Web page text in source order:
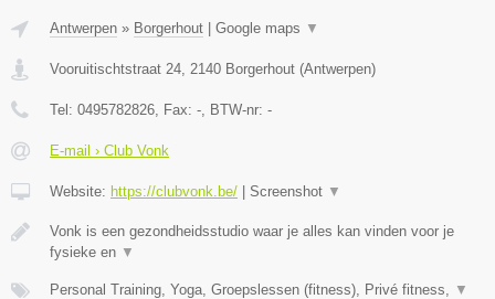
Antwerpen » Borgerhout Google maps ▼
Vooruitischtstraat 24, 2140 Borgerhout (Antwerpen)
Tel: 0495782826, Fax: -, BTW-nr: -
E-mail › Club Vonk
Website: https://clubvonk.be/ Screenshot ▼
Vonk is een gezondheidsstudio waar je alles kan vinden voor je
fysieke en ▼
Personal Training, Yoga, Groepslessen (fitness), Privé fitness, ▼